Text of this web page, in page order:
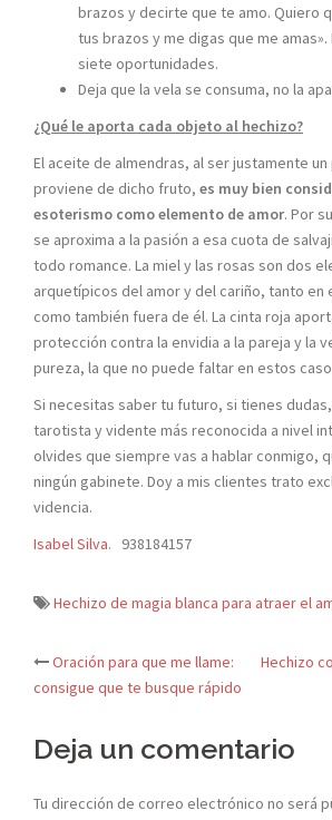
brazos y decirte que te amo. Quiero
tus brazos y me digas que me
siete oportunidades.
Deja que la vela se consuma, no la
¿Qué le aporta cada objeto al hechizo?
El aceite de almendras, al ser justamente
proviene de dicho fruto, es muy bien
esoterismo como elemento de amor. Por
se aproxima a la pasión a esa cuota de
todo romance. La miel y las rosas son dos
arquetípicos del amor y del cariño, tanto en
como también fuera de él. La cinta roja
protección contra la envidia a la pareja y la
pureza, la que no puede faltar en estos
Si necesitas saber tu futuro, si tienes
tarotista y vidente más reconocida a nivel
olvides que siempre vas a hablar conmigo,
ningún gabinete. Doy a mis clientes trato
videncia.
Isabel Silva. 938184157
Hechizo de magia blanca para atraer el
Navegación
de
entradas
Oración para que me llame:
consigue que te busque rápido
Hechizo
Deja un comentario
Tu dirección de correo electrónico no será